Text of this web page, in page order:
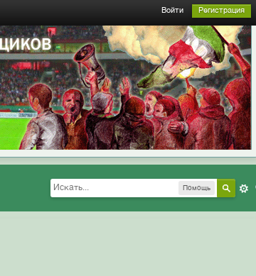
Войти Регистрация
Помощь